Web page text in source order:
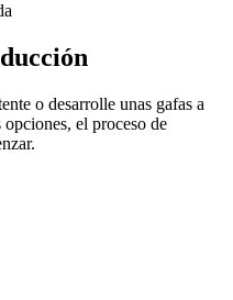
o desarrolle unas gafas a
el proceso de